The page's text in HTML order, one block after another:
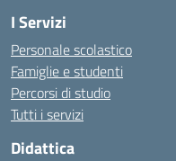
I Servizi
Personale scolastico
Famiglie e studenti
Percorsi di studio
Tutti i servizi
Didattica